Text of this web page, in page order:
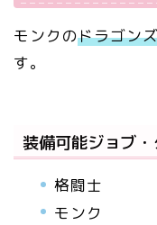
モンクのドラゴン
す。
装備可能ジョブ・
格闘士
モンク